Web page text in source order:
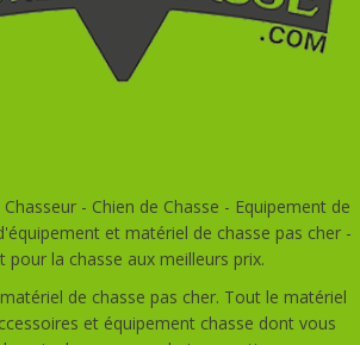
- Chien de Chasse - Equipement de
et matériel de chasse pas cher -
pour la chasse aux meilleurs prix.
de chasse pas cher. Tout le matériel
et équipement chasse dont vous